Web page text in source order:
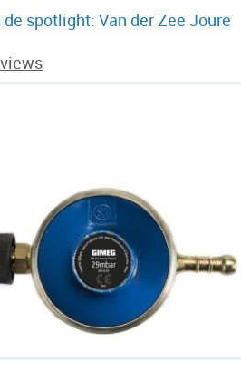
de spotlight: Van der Zee Joure